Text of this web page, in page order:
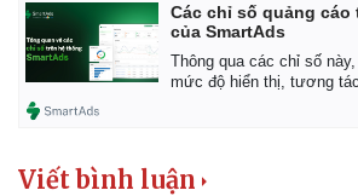
Các chỉ số quảng
của SmartAds
Thông qua các chỉ số
mức độ hiển thị, tương
Viết bình luận